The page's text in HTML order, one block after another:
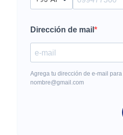
Dirección de mail
Agrega tu dirección de e-mail
nombre@gmail.com